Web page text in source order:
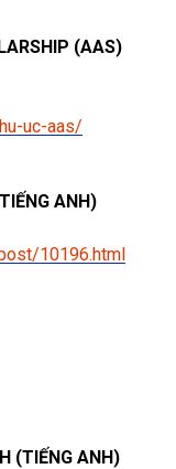
(AAS)
uc-aas/
ANH)
10196.html
(TIẾNG ANH)